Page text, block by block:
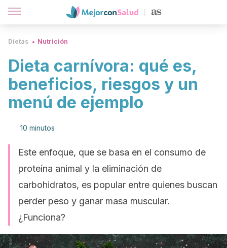
Dietas Nutrición
Dieta carnívora: qué es,
beneficios, riesgos y un
menú de ejemplo
10 minutos
Este enfoque, que se basa en el consumo de
proteína animal y la eliminación de
carbohidratos, es popular entre quienes buscan
perder peso y ganar masa muscular.
¿Funciona?